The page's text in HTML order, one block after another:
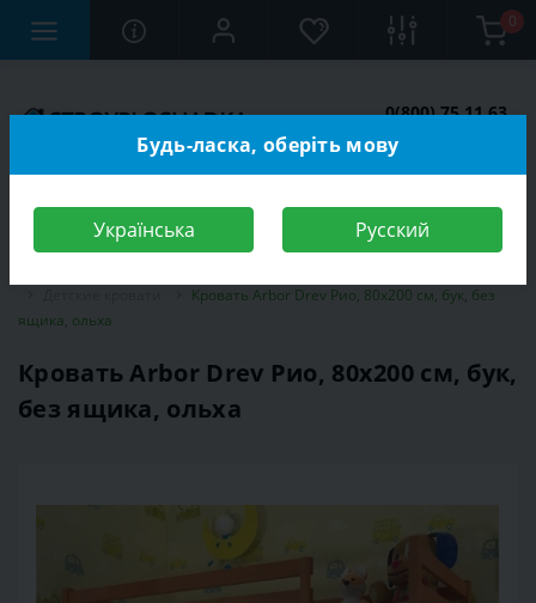
0
0(800) 75 11 63
Кровать Arbor Drev Рио, 80х200 см, бук, без
ящика, ольха
Кровать Arbor Drev Рио, 80х200 см, бук,
без ящика, ольха
Будь-ласка, оберіть мову
Українська Русский